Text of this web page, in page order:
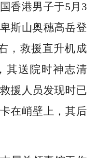
香港男子于5月3
斯山奥穗高岳登
，救援直升机成
其送院时神志清
援人员发现时已
在峭壁上，其后